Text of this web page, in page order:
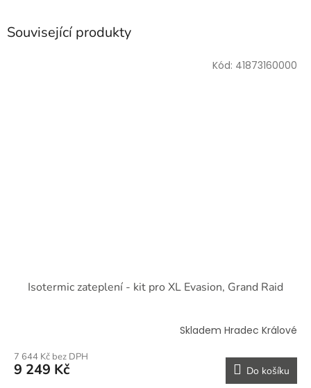
Související produkty
Isotermic zateplení - kit pro XL Evasion, Grand Raid
Skladem Hradec Králové
7 644 Kč bez DPH
9 249 Kč Do košíku
Kód: 41873160000